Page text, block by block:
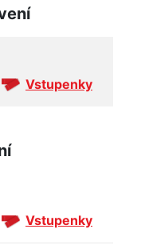
Vstupenky
Vstupenky